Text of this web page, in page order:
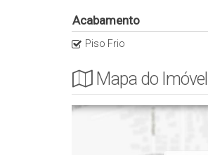
Acabamento
Piso Frio
Mapa do Imóvel